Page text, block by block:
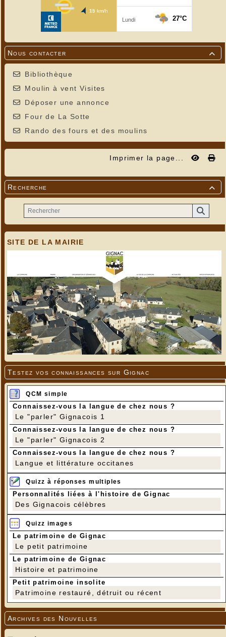

Nous contacter
Bibliothèque
Moulin à vent Visites
Déposer une annonce
Four de La Sotte
Rando des fours et des moulins
Imprimer la page...

Recherche
SITE DE LA MAIRIE
Testez vos connaissances sur Gignac
QCM simple
Connaissez-vous la langue de chez nous ?
Le "parler" Gignacois 1
Connaissez-vous la langue de chez nous ?
Le "parler" Gignacois 2
Connaissez-vous la langue de chez nous ?
Langue et littérature occitanes
Quizz à réponses multiples
Personnalités liées à l'histoire de Gignac
Des Gignacois célèbres
Quizz images
Le patrimoine de Gignac
Le petit patrimoine
Le patrimoine de Gignac
Histoire et patrimoine
Petit patrimoine insolite
Patrimoine restauré, détruit ou récent
Archives des Nouvelles